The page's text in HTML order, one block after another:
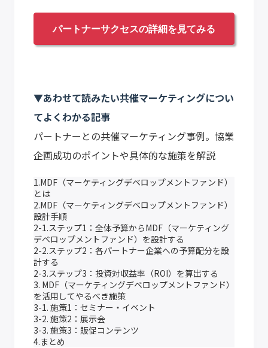
パートナーサクセスの詳細を見てみる
▼あわせて読みたい共催マーケティングについ
てよくわかる記事
パートナーとの共催マーケティング事例。協業
企画成功のポイントや具体的な施策を解説
1.MDF（マーケティングデベロップメントファンド）
とは
2.MDF（マーケティングデベロップメントファンド）
設計手順
2-1.ステップ1：全体予算からMDF（マーケティング
デベロップメントファンド）を設計する
2-2.ステップ2：各パートナー企業への予算配分を設
計する
2-3.ステップ3：投資対収益率（ROI）を算出する
3. MDF（マーケティングデベロップメントファンド）
を活用してやるべき施策
3-1. 施策1：セミナー・イベント
3-2. 施策2：展示会
3-3. 施策3：販促コンテンツ
4.まとめ